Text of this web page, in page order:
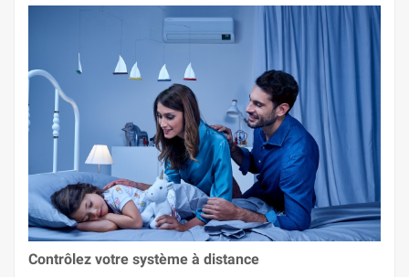
Contrôlez votre système à distance